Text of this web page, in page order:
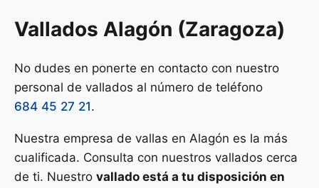
Vallados Alagón (Zaragoza)
No dudes en ponerte en contacto con nuestro
personal de vallados al número de teléfono
684 45 27 21.
Nuestra empresa de vallas en Alagón es la más
cualificada. Consulta con nuestros vallados cerca
de ti. Nuestro vallado está a tu disposición en